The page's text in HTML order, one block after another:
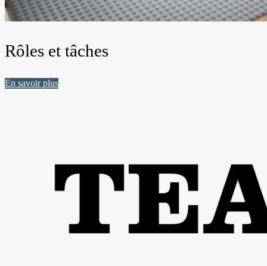
Rôles et tâches
En savoir plus